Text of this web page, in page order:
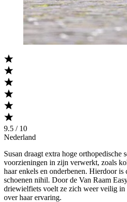
9.5 / 10
Nederland
Susan draagt extra hoge orthopedische
voorzieningen in zijn verwerkt, zoals
haar enkels en onderbenen. Hierdoor is
schoenen nihil. Door de Van Raam
driewielfiets voelt ze zich weer veilig in
over haar ervaring.